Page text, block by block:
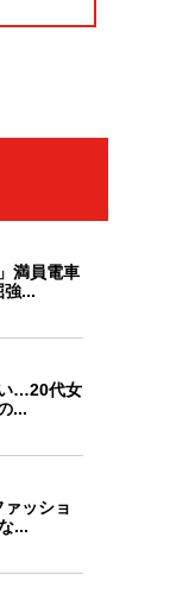
満員電車
強...
…20代女
...
ァッショ
...